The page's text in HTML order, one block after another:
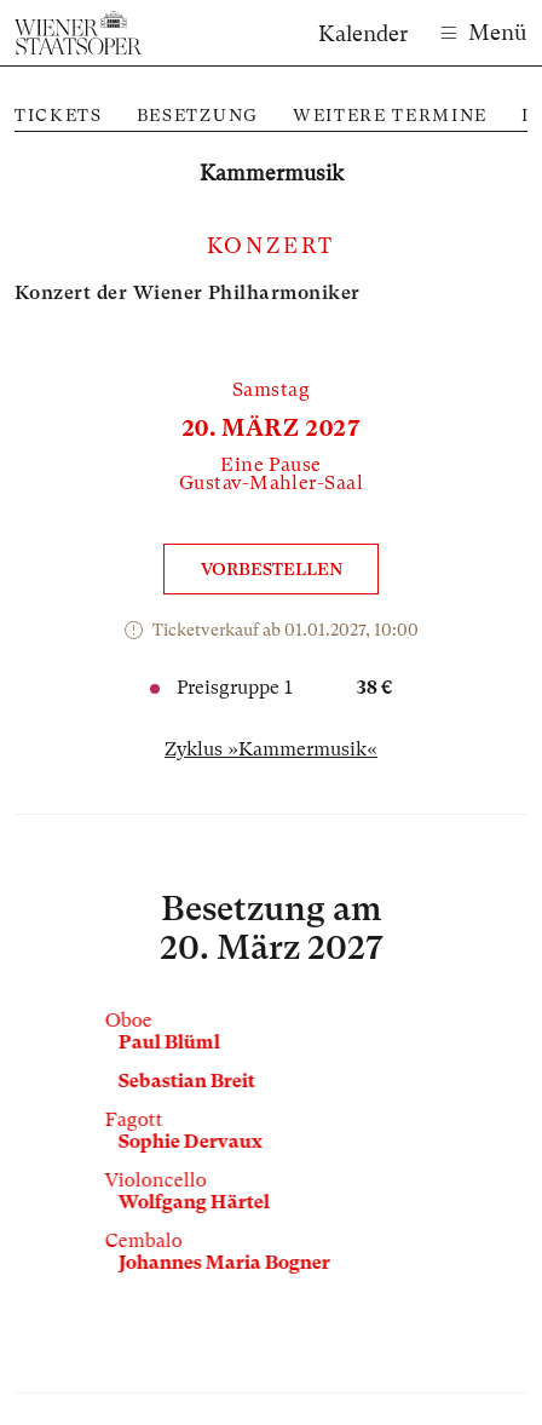
Kalender Menü
TICKETS BESETZUNG WEITERE TERMINE
Kammer­musik
KONZERT
Konzert der Wiener Philharmoniker
Samstag
20. MÄRZ 2027
Eine Pause
Gustav-Mahler-Saal
VORBESTELLEN
Ticketverkauf ab 01.01.2027, 10:00
Preisgruppe 1 38 €
Zyklus »Kammermusik«
Besetzung am
20. März 2027
Oboe
Paul Blüml
Sebastian Breit
Fagott
Sophie Dervaux
Violoncello
Wolfgang Härtel
Cembalo
Johannes Maria Bogner